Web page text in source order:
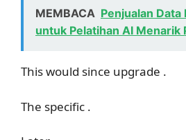
MEMBACA Penjualan
untuk Pelatihan AI Menarik
This would since upgrade .
The specific .